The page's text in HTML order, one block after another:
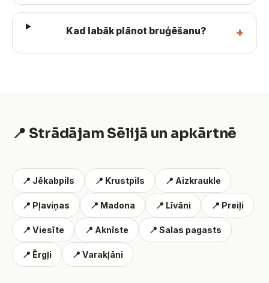
Kad labāk plānot bruģēšanu?
📍 Strādājam Sēlijā un apkārtnē
📍 Jēkabpils 📍 Krustpils 📍 Aizkraukle
📍 Pļaviņas 📍 Madona 📍 Līvāni 📍 Preiļi
📍 Viesīte 📍 Aknīste 📍 Salas pagasts
📍 Ērgļi 📍 Varakļāni